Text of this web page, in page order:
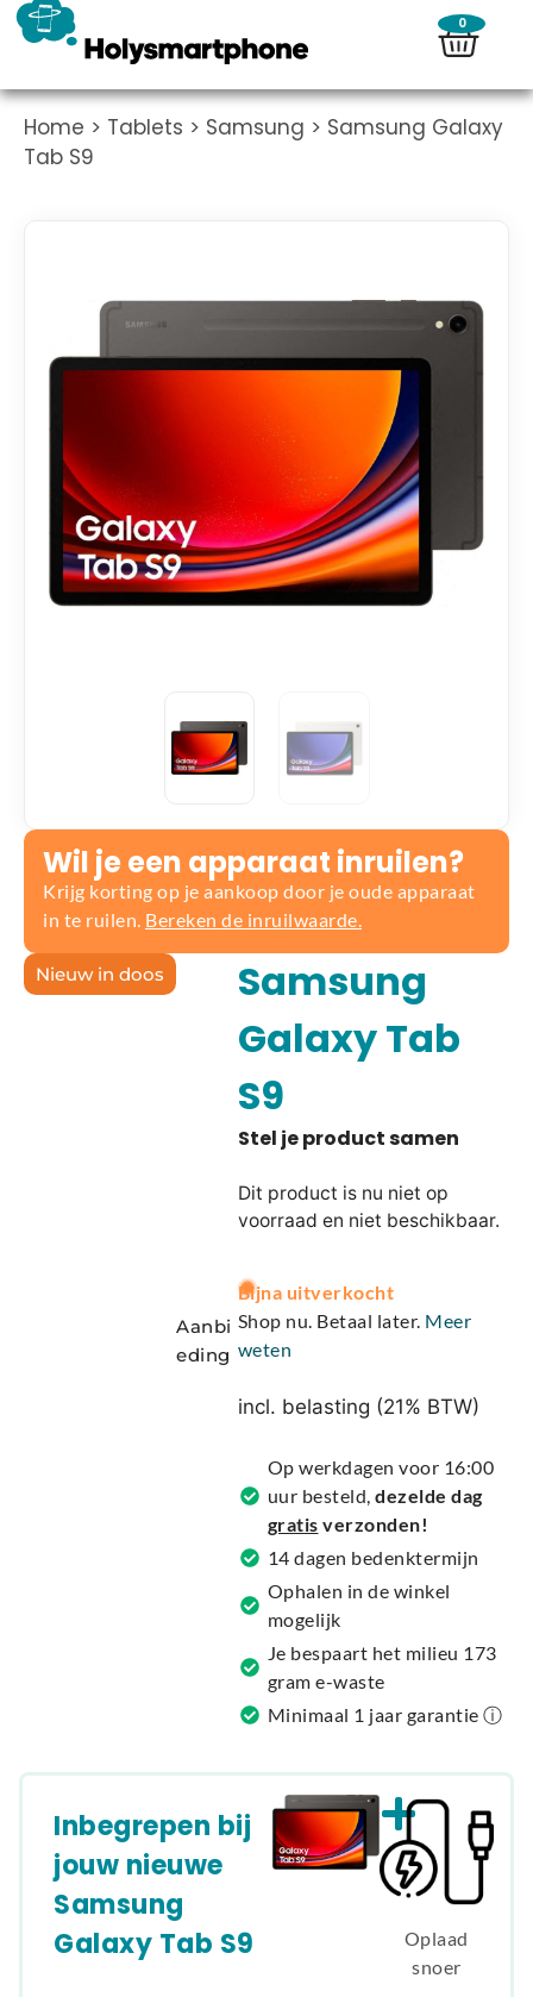
0
Home > Tablets > Samsung > Samsung Galaxy
Tab S9
Wil je een apparaat inruilen?
Krijg korting op je aankoop door je oude apparaat
in te ruilen. Bereken de inruilwaarde.
Nieuw in doos
Aanbi
eding
Samsung
Galaxy Tab
S9
Dit product is nu niet op
voorraad en niet beschikbaar.
A
l
t
r
t
v
e
:
Bijna uitverkocht
Shop nu. Betaal later. Meer
weten
incl. belasting (21% BTW)
Op werkdagen voor 16:00
uur besteld,dezelde dag
gratis verzonden!
14 dagen bedenktermijn
Ophalen in de winkel
mogelijk
Je bespaart het milieu 173
gram e-waste
Minimaal 1 jaar garantie ⓘ
Inbegrepen bij
jouw nieuwe
Samsung
Galaxy Tab S9
Oplaad
snoer